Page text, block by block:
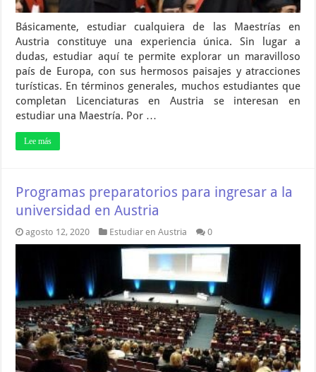
Básicamente, estudiar cualquiera de las Maestrías en
Austria constituye una experiencia única. Sin lugar a
dudas, estudiar aquí te permite explorar un maravilloso
país de Europa, con sus hermosos paisajes y atracciones
turísticas. En términos generales, muchos estudiantes que
completan Licenciaturas en Austria se interesan en
estudiar una Maestría. Por …
Lee más
Programas preparatorios para ingresar a la
universidad en Austria
agosto 12, 2020 Estudiar en Austria 0